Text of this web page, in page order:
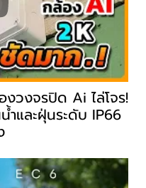
วงจรปิด Ai ไล่โจร!
และฝุ่นระดับ IP66